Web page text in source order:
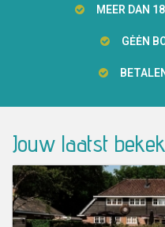
MEER DAN
GĖĖN
Jouw laatst